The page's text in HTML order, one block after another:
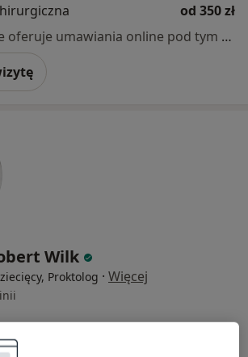
od 350 zł
Specjalista nie oferuje umawiania online pod tym adresem.
Wilk
Proktolog · Więcej
2 Online